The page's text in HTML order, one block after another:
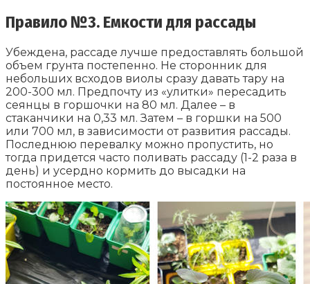
Правило №3. Емкости для рассады
Убеждена, рассаде лучше предоставлять большой
объем грунта постепенно. Не сторонник для
небольших всходов виолы сразу давать тару на
200-300 мл. Предпочту из «улитки» пересадить
сеянцы в горшочки на 80 мл. Далее – в
стаканчики на 0,33 мл. Затем – в горшки на 500
или 700 мл, в зависимости от развития рассады.
Последнюю перевалку можно пропустить, но
тогда придется часто поливать рассаду (1-2 раза в
день) и усердно кормить до высадки на
постоянное место.